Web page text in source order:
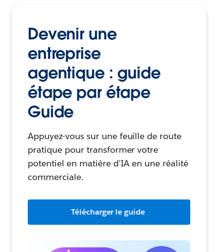
Devenir une
entreprise
agentique : guide
étape par étape
Guide
Appuyez-vous sur une feuille de route
pratique pour transformer votre
potentiel en matière d'IA en une réalité
commerciale.
Télécharger le guide